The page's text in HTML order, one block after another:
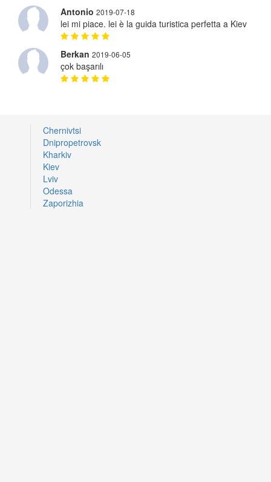
Antonio 2019-07-18
lei mi piace. lei è la guida turistica perfetta a Kiev
Berkan 2019-06-05
çok başarılı
Chernivtsi
Dnipropetrovsk
Kharkiv
Kiev
Lviv
Odessa
Zaporizhia